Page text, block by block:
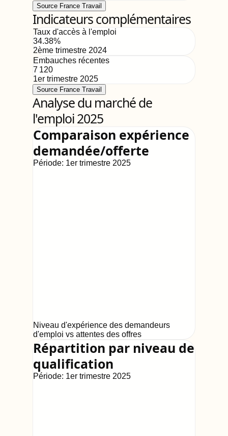
Source France Travail
Indicateurs complémentaires
Taux d'accès à l'emploi
34.38%
2ème trimestre 2024
Embauches récentes
7 120
1er trimestre 2025
Source France Travail
Analyse du marché de
l'emploi 2025
Comparaison expérience
demandée/offerte
Période: 1er trimestre 2025
Niveau d'expérience des demandeurs
d'emploi vs attentes des offres
Répartition par niveau de
qualification
Période: 1er trimestre 2025